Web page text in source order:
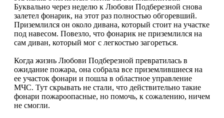
Буквально через неделю к Любови Подберезной снова
залетел фонарик, на этот раз полностью обгоревший.
Приземлился он около дивана, который стоит на участке
под навесом. Повезло, что фонарик не приземлился на
сам диван, который мог с легкостью загореться.
Когда жизнь Любови Подберезной превратилась в
ожидание пожара, она собрала все приземлившиеся на
ее участок фонари и пошла в областное управление
МЧС. Тут скрывать не стали, что действительно такие
фонари пожароопасные, но помочь, к сожалению, ничем
не смогли.